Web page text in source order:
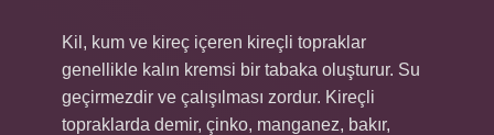
Kil, kum ve kireç içeren kireçli topraklar
genellikle kalın kremsi bir tabaka oluşturur. Su
geçirmezdir ve çalışılması zordur. Kireçli
topraklarda demir, çinko, manganez, bakır,